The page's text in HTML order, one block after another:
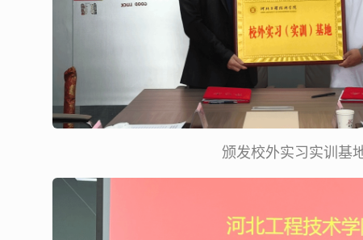
颁发校外实习实训基